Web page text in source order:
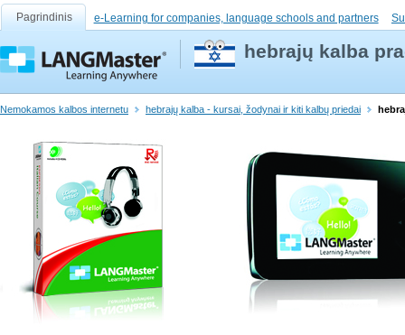
Pagrindinis e-Learning for companies, language schools and partners
hebrajų kalba
Nemokamos kalbos internetu hebrajų kalba - kursai, žodynai ir kiti kalbų priedai